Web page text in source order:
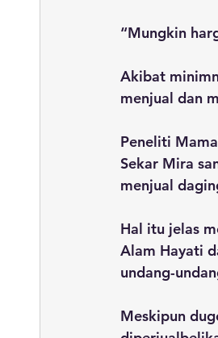
“Mungkin
Akibat
menjual dan
Peneliti
Sekar Mira
menjual
Hal itu jelas
Alam Hayati
undang-
Meskipun